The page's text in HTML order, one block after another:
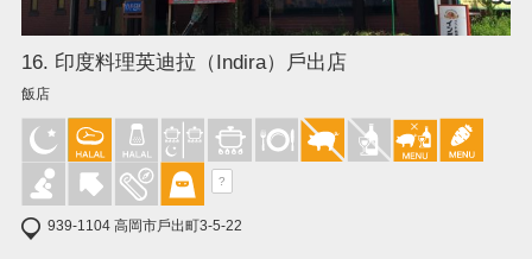
16. 印度料理英迪拉（Indira）戶出店
飯店
?
939-1104 高岡市戶出町3-5-22